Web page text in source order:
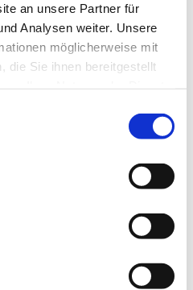
an unsere Partner für
Analysen weiter. Unsere
möglicherweise mit
die Sie ihnen bereitgestellt
Ihrer
mehr benötigten Daten
Ihrer Daten
mit Wirkung für
Daten,
die Verarbeitung für Zwecke
betreffenden Daten
und Adressen sowie